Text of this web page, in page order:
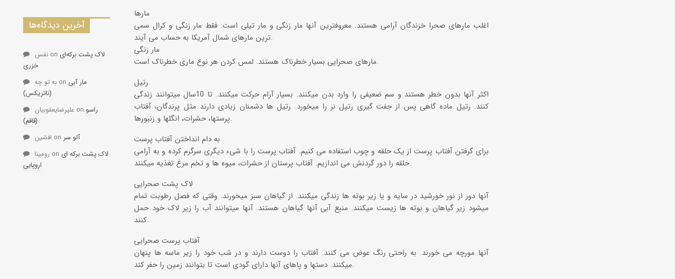
مارها
اغلب مارهای صحرا خزندگان آرامی هستند. معروفترین آنها مار زنگی و مار تیلی است. فقط مار زنگی و کرال سمی
ترین مارهای شمال آمریکا به حساب می آیند.
مار زنگی
مارهای صحرایی بسیار خطرناک هستند. لمس کردن هر نوع ماری خطرناک است.
رتیل
اکثر آنها بدون خطر هستند و سم ضعیفی را وارد بدن میکنند. بسیار آرام حرکت میکنند. تا 10سال میتوانند زندگی
کنند. رتیل ماده گاهی پس از جفت گیری رتیل نر را میخورد. رتیل ها دشمنان زیادی دارند مثل پرندگان، آفتاب
پرستها، حشرات، انگلها و زنبورها.
به دام انداختن آفتاب پرست
برای گرفتن آفتاب پرست از یک حلقه و چوب استفاده می کنیم. آفتاب پرست را با شیء دیگری سرگرم کرده و به آرامی
حلقه را دور گردنش می اندازیم. آفتاب پرستان از حشرات، میوه ها و تخم مرغ تغذیه میکنند.
لاک پشت صحرایی
آنها دور از نور خورشید در سایه و یا زیر بوته ها زندگی میکنند. از گیاهان سبز میخورند. وقتی که فصل رطوبت تمام
میشود زیر گیاهان و بوته ها زیست میکنند. منبع آبی آنها گیاهان هستند. آنها میتوانند آب را زیر لاک خود حمل
کنند.
آفتاب پرست صحرایی
آنها مورچه می خورند. به راحتی رنگ عوض می کنند. آفتاب را دوست دارند و در شب خود را زیر ماسه ها پنهان
میکنند. دستها و پاهای آنها دارای گودی است تا بتوانند زمین را حفر کند.
آخرین دیدگاه‌ها
نفس on لاک پشت برکه‌ای
خزری
به تو چه on مار آبی
(ناتریکس)
علیرضایعقوبیان on راسو
(قاقم)
افشین on آلو سر
رومینا on لاک پشت برکه ای
اروپایی